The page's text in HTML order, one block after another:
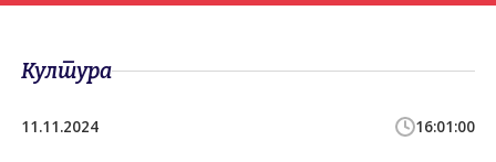
Култура
11.11.2024 16:01:00